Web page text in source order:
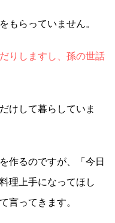
もらっていません。
りしますし、孫の世話
けして暮らしていま
作るのですが、「今日
理上手になってほし
言ってきます。